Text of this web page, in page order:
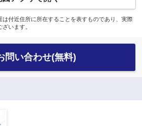
付近住所に所在することを表すものであり、実際
います。
問い合わせ(無料)